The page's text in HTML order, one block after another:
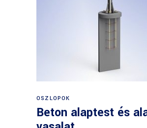
OSZLOPOK
Beton alaptest és